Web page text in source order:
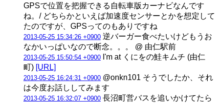
GPSで位置を把握できる自転車版カーナビなんです
ね。/ どちらかといえば加速度センサーとかを想定して
たのですが、GPSってのもありですね
2013-05-25 15:34:26 +0900 逆バーガー食べたいけどもうお
なかいっぱいなので断念。。。 @ 由仁駅前
2013-05-25 15:50:54 +0900 I'm at くにをの鮭キムチ (由仁
町) [URL]
2013-05-25 16:24:31 +0900 @onkn101 そうでしたか、それ
は今度お話ししてみます
2013-05-25 16:32:07 +0900 長沼町営バスを追いかけてたら